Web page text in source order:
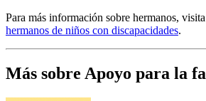
Para más información sobre hermanos,
hermanos de niños con discapacidades.
Más sobre Apoyo para la